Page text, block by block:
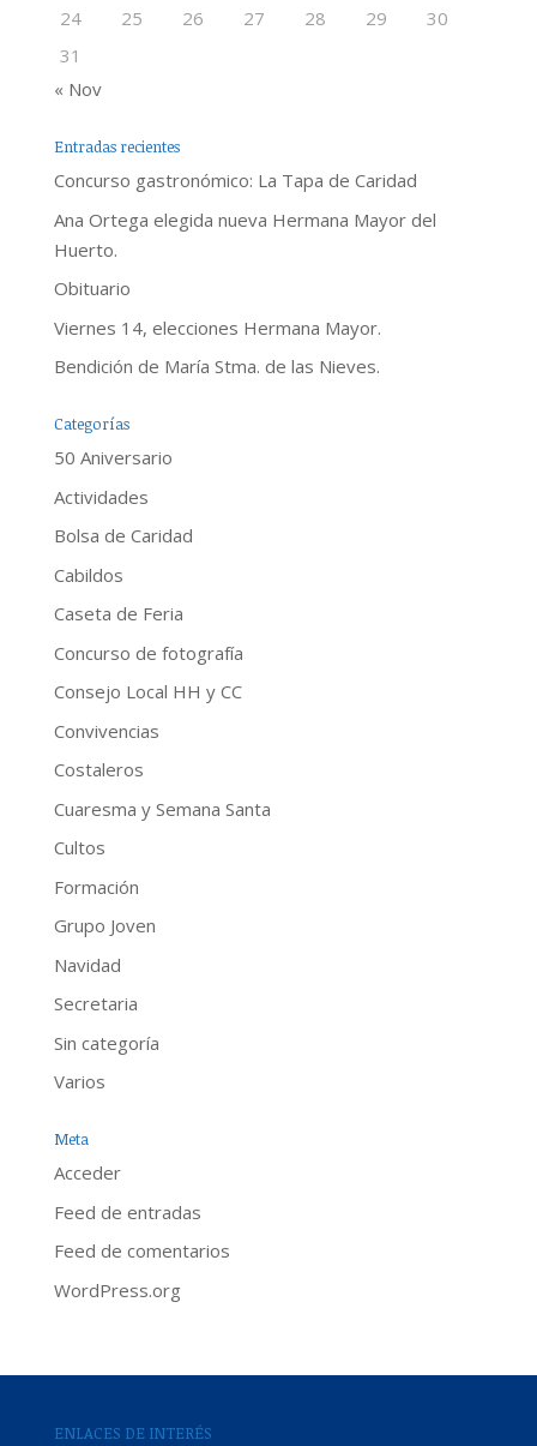
24
25 26 27 28 29
30
31
« Nov
Entradas recientes
Concurso gastronómico: La Tapa de Caridad
Ana Ortega elegida nueva Hermana Mayor del
Huerto.
Obituario
Viernes 14, elecciones Hermana Mayor.
Bendición de María Stma. de las Nieves.
Categorías
50 Aniversario
Actividades
Bolsa de Caridad
Cabildos
Caseta de Feria
Concurso de fotografía
Consejo Local HH y CC
Convivencias
Costaleros
Cuaresma y Semana Santa
Cultos
Formación
Grupo Joven
Navidad
Secretaria
Sin categoría
Varios
Meta
Acceder
Feed de entradas
Feed de comentarios
WordPress.org
ENLACES DE INTERÉS